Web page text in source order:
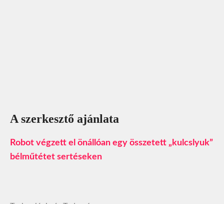
A szerkesztő ajánlata
Robot végzett el önállóan egy összetett „kulcslyuk”
bélműtétet sertéseken